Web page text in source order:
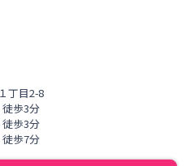
１丁目2-8
徒歩3分
徒歩3分
徒歩7分